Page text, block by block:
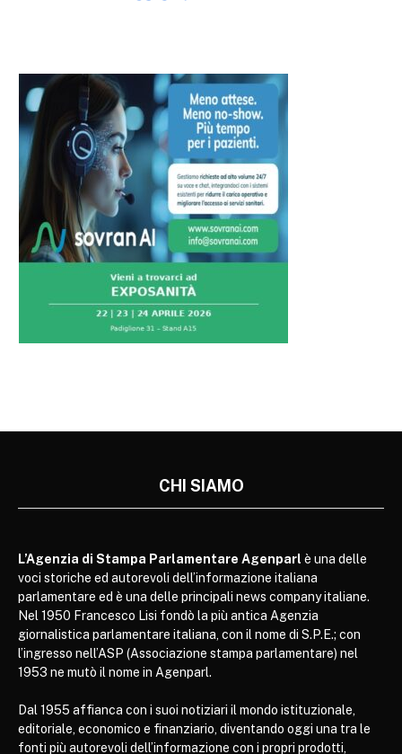
CHI SIAMO
L’Agenzia di Stampa Parlamentare Agenparl è una delle
voci storiche ed autorevoli dell’informazione italiana
parlamentare ed è una delle principali news company italiane.
Nel 1950 Francesco Lisi fondò la più antica Agenzia
giornalistica parlamentare italiana, con il nome di S.P.E.; con
l’ingresso nell’ASP (Associazione stampa parlamentare) nel
1953 ne mutò il nome in Agenparl.
Dal 1955 affianca con i suoi notiziari il mondo istituzionale,
editoriale, economico e finanziario, diventando oggi una tra le
fonti più autorevoli dell’informazione con i propri prodotti,